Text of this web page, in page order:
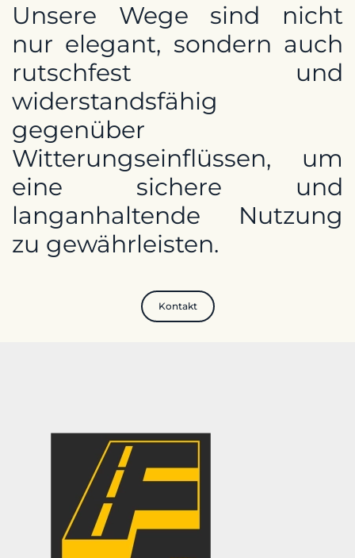
Unsere Wege sind nicht
nur elegant, sondern auch
rutschfest und
widerstandsfähig
gegenüber
Witterungseinflüssen, um
eine sichere und
langanhaltende Nutzung
zu gewährleisten.
Kontakt